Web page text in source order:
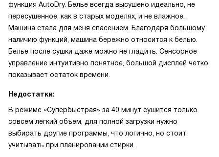
функция AutoDry. Белье всегда высушено идеально, не
пересушенное, как в старых моделях, и не влажное.
Машина стала для меня спасением. Благодаря большому
наличию функций, машина бережно относится к белью.
Белье после сушки даже можно не гладить. Сенсорное
управление интуитивно понятное, большой дисплей четко
показывает остаток времени.
Недостатки:
В режиме «Супербыстрая» за 40 минут сушится только
совсем легкий объем, для полной загрузки нужно
выбирать другие программы, что логично, но стоит
учитывать при планировании стирки.